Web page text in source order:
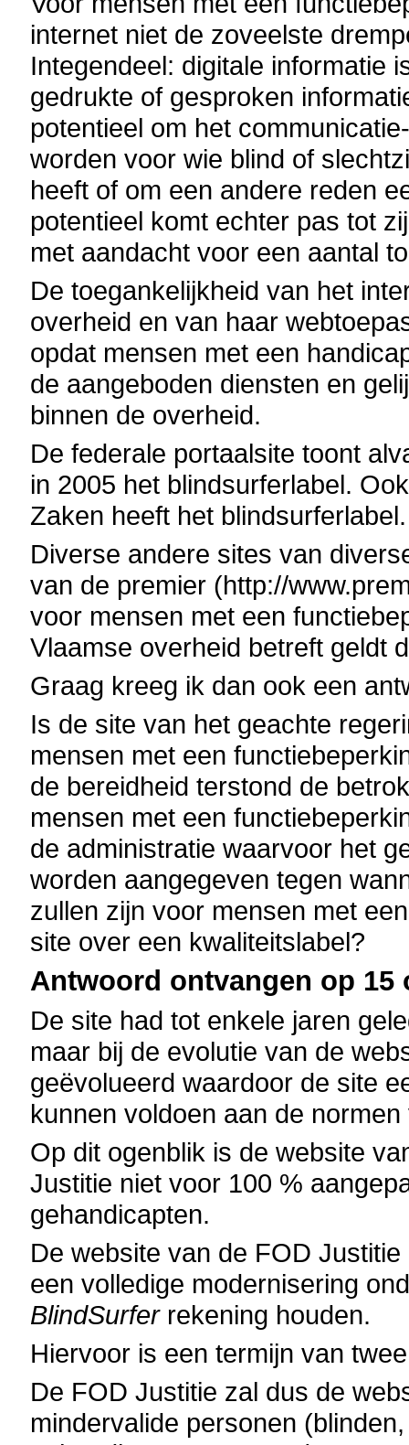
internet niet de zoveelste
Integendeel: digitale informatie
gedrukte of gesproken
potentieel om het
worden voor wie blind of
heeft of om een andere reden
potentieel komt echter pas tot
met aandacht voor een aantal
De toegankelijkheid van het
overheid en van haar
opdat mensen met een
de aangeboden diensten en
binnen de overheid.
De federale portaalsite toont
in 2005 het blindsurferlabel.
Zaken heeft het blindsurferlabel.
Diverse andere sites van
van de premier (http://
voor mensen met een
Vlaamse overheid betreft geldt
Graag kreeg ik dan ook een
Is de site van het geachte
mensen met een
de bereidheid terstond de
mensen met een
de administratie waarvoor het
worden aangegeven tegen
zullen zijn voor mensen met
site over een kwaliteitslabel?
Antwoord ontvangen op 15
De site had tot enkele jaren
maar bij de evolutie van de
geëvolueerd waardoor de site
kunnen voldoen aan de
Op dit ogenblik is de website
Justitie niet voor 100 %
gehandicapten.
De website van de FOD
een volledige modernisering
BlindSurferrekening houden.
Hiervoor is een termijn van
De FOD Justitie zal dus de
mindervalide personen